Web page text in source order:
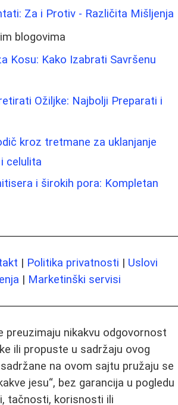
Za i Protiv - Različita Mišljenja
blogovima
Kosu: Kako Izabrati Savršenu
Ožiljke: Najbolji Preparati i
kroz tretmane za uklanjanje
celulita
i širokih pora: Kompletan
| Politika privatnosti | Uslovi
| Marketinški servisi
preuzimaju nikakvu odgovornost
ili propuste u sadržaju ovog
na ovom sajtu pružaju se
jesu“, bez garancija u pogledu
tačnosti, korisnosti ili